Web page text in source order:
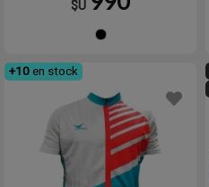
$U
+10 en stock